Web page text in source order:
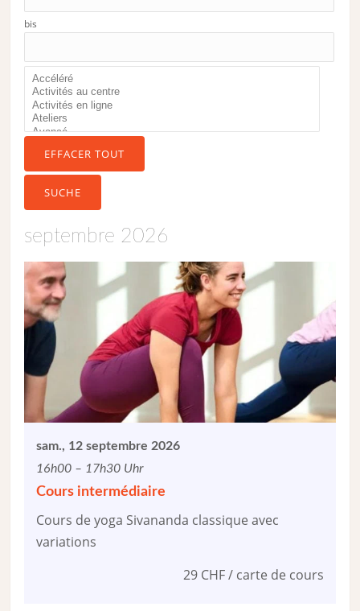
bis
EFFACER TOUT
SUCHE
septembre 2026
sam., 12 septembre 2026
16h00 – 17h30 Uhr
Cours intermédiaire
Cours de yoga Sivananda classique avec
variations
29 CHF / carte de cours